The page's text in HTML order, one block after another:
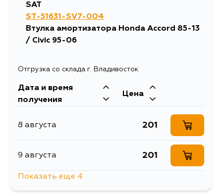
SAT
ST-51631-SV7-004
Втулка амортизатора Honda Accord 85-13
/ Civic 95-06
Отгрузка со склада г. Владивосток
Дата и время
получения
Цена
8 августа 201
9 августа 201
Показать еще 4